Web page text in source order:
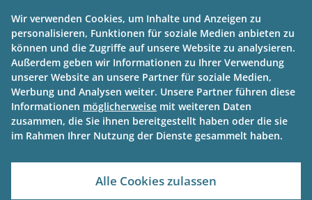
Wir verwenden Cookies, um Inhalte und Anzeigen zu
personalisieren, Funktionen für soziale Medien anbieten zu
können und die Zugriffe auf unsere Website zu analysieren.
Außerdem geben wir Informationen zu Ihrer Verwendung
unserer Website an unsere Partner für soziale Medien,
Werbung und Analysen weiter. Unsere Partner führen diese
Informationen möglicherweise mit weiteren Daten
zusammen, die Sie ihnen bereitgestellt haben oder die sie
im Rahmen Ihrer Nutzung der Dienste gesammelt haben.
Alle Cookies zulassen
Kompetenzzentrum
Wiedervermietungsprämie
Innovativ Wohnen BW
News
Wohnraumoffensive BW:
Kontakt
Impressum